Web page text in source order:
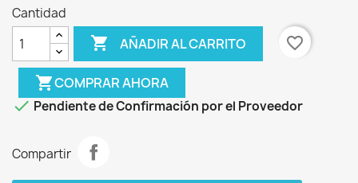
Cantidad
 AÑADIR AL CARRITO favorite_border
shopping_cartCOMPRAR AHORA
 Pendiente de Confirmación por el Proveedor
Compartir